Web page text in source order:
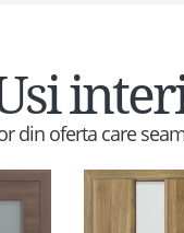
din oferta care